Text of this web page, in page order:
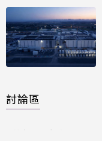
討論區
共有 則留言